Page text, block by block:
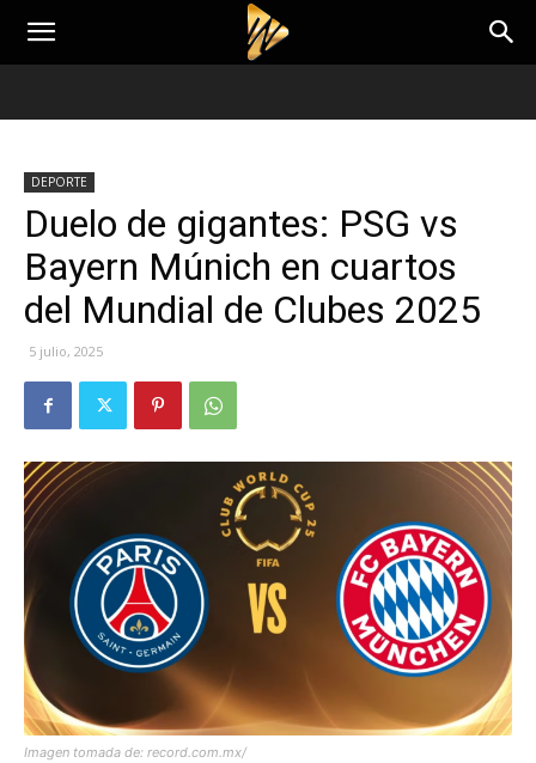
DEPORTE
Duelo de gigantes: PSG vs
Bayern Múnich en cuartos
del Mundial de Clubes 2025
5 julio, 2025
Imagen tomada de: record.com.mx/